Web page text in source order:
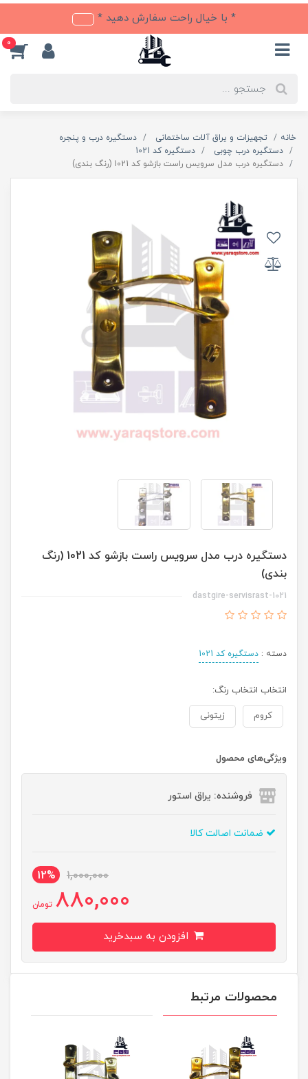
* با خیال راحت سفارش دهید *
0
خانه تجهیزات و یراق آلات ساختمانی
دستگیره درب و پنجره
دستگیره درب چوبی
دستگیره کد 1021
دستگیره درب مدل سرویس راست بازشو کد 1021 (رنگ بندی)
دستگیره درب مدل سرویس راست بازشو کد 1021 (رنگ
بندی)
dastgire-servisrast-1021
دسته : دستگیره کد 1021
انتخاب انتخاب رنگ:
کروم زیتونی
ویژگی‌های محصول
فروشنده: یراق استور
ضمانت اصالت کالا
1,000,000
12%
880,000 تومان
محصولات مرتبط